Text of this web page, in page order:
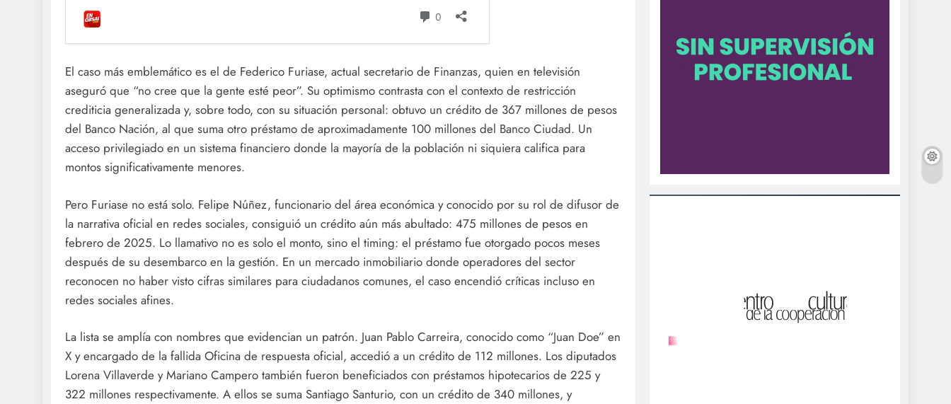
El caso más emblemático es el de Federico Furiase, actual secretario de Finanzas, quien en televisión
aseguró que “no cree que la gente esté peor”. Su optimismo contrasta con el contexto de restricción
crediticia generalizada y, sobre todo, con su situación personal: obtuvo un crédito de 367 millones de pesos
del Banco Nación, al que suma otro préstamo de aproximadamente 100 millones del Banco Ciudad. Un
acceso privilegiado en un sistema financiero donde la mayoría de la población ni siquiera califica para
montos significativamente menores.
Pero Furiase no está solo. Felipe Núñez, funcionario del área económica y conocido por su rol de difusor de
la narrativa oficial en redes sociales, consiguió un crédito aún más abultado: 475 millones de pesos en
febrero de 2025. Lo llamativo no es solo el monto, sino el timing: el préstamo fue otorgado pocos meses
después de su desembarco en la gestión. En un mercado inmobiliario donde operadores del sector
reconocen no haber visto cifras similares para ciudadanos comunes, el caso encendió críticas incluso en
redes sociales afines.
La lista se amplía con nombres que evidencian un patrón. Juan Pablo Carreira, conocido como “Juan Doe” en
X y encargado de la fallida Oficina de respuesta oficial, accedió a un crédito de 112 millones. Los diputados
Lorena Villaverde y Mariano Campero también fueron beneficiados con préstamos hipotecarios de 225 y
322 millones respectivamente. A ellos se suma Santiago Santurio, con un crédito de 340 millones, y